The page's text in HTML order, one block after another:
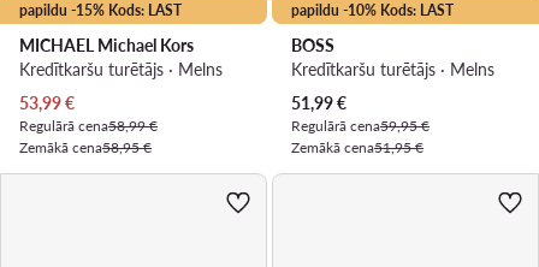
papildu -15% Kods: LAST
MICHAEL Michael Kors
Kredītkaršu turētājs · Melns
Pašreizējā cena
53,99€
Regulārā cena58,99 €
Zemākā cena58,95 €
papildu -10% Kods: LAST
BOSS
Kredītkaršu turētājs · Melns
Pašreizējā cena
51,99€
Regulārā cena59,95 €
Zemākā cena51,95 €